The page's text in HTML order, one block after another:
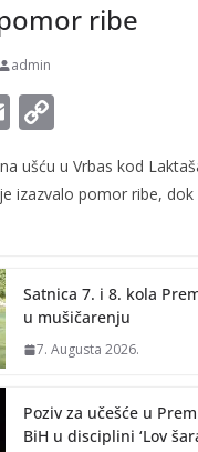
ribe
admin
E
m
ai
C
p
n
k
ušću u Vrbas kod
izazvalo pomor ribe,
Satnica 7. i 8. kola
u mušičarenju
7. Augusta 2026.
Poziv za učešće u
BiH u disciplini ‘Lov